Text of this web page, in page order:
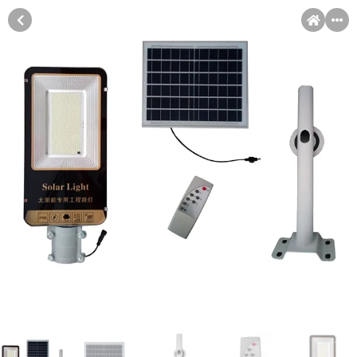
Račun
Pomoć pri kupovini
Kupovinu na rate možete obaviti ukoliko posjedujete jednu od